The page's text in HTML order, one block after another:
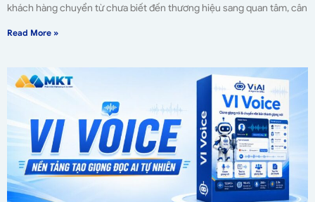
khách hàng chuyển từ chưa biết đến thương hiệu sang quan tâm, cân
Read More »